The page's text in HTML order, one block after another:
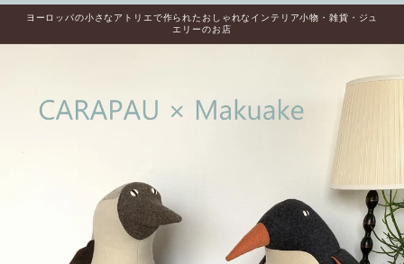
ヨーロッパの小さなアトリエで作られたおしゃれなインテリア小物・雑貨・ジュ
エリーのお店